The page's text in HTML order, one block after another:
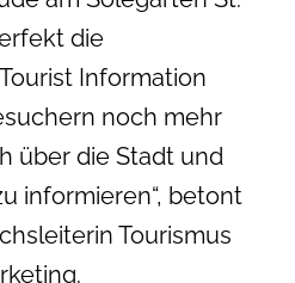
die
Information
noch mehr
über die Stadt und
informieren“, betont
Tourismus